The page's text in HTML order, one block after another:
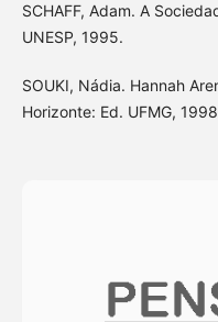
SCHAFF, Adam. A
UNESP, 1995.
SOUKI, Nádia. Hannah
Horizonte: Ed. UFMG,